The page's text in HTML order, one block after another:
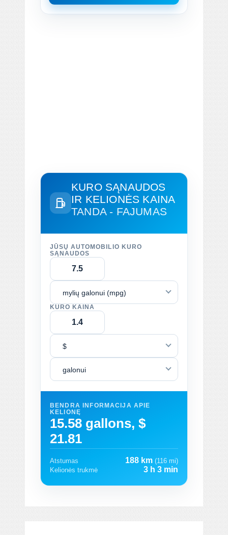
KURO SĄNAUDOS
IR KELIONĖS KAINA
TANDA - FAJUMAS
JŪSŲ AUTOMOBILIO KURO
SĄNAUDOS
mylių galonui (mpg)
KURO KAINA
$
galonui
BENDRA INFORMACIJA APIE
KELIONĘ
15.58 gallons, $
21.81
Atstumas 188 km (116 mi)
Kelionės trukmė
3 h 3 min